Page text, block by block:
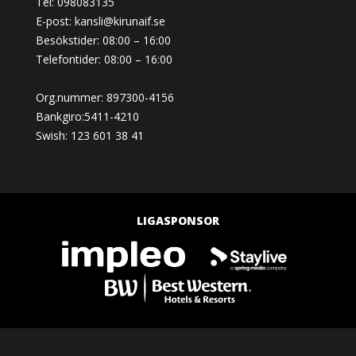
E-post:kansli@kirunaif.se
Besökstider: 08:00 – 16:00
Telefontider: 08:00 – 16:00
Org.nummer: 897300-4156
Bankgiro:5411-4210
Swish: 123 601 38 41
LIGASPONSOR